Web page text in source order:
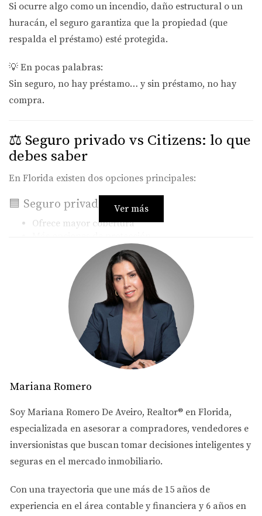
Si ocurre algo como un incendio, daño estructural o un
huracán, el seguro garantiza que la propiedad (que
respalda el préstamo) esté protegida.
💡 En pocas palabras:
Sin seguro, no hay préstamo… y sin préstamo, no hay
compra.
⚖️ Seguro privado vs Citizens: lo que
debes saber
En Florida existen dos opciones principales:
🟦 Seguro privado
Ofrece mayor cobertura
Puede ser más estricto con la condición de la
🟥 Citizens (seguro del estado)
Es una alternativa cuando no hay opciones
privadas accesibles
Puede ser más flexible
Generalmente ofrece cobertura más limitada
En muchos casos, si existe una opción privada que no sea
Citizens.
🔍 Las inspecciones que pueden
cambiar tu seguro
Dependiendo de la propiedad, la aseguradora puede
pedir:
Ver más
Mariana Romero
Soy Mariana Romero De Aveiro, Realtor® en Florida,
especializada en asesorar a compradores, vendedores e
inversionistas que buscan tomar decisiones inteligentes y
seguras en el mercado inmobiliario.
Con una trayectoria que une más de 15 años de
experiencia en el área contable y financiera y 6 años en